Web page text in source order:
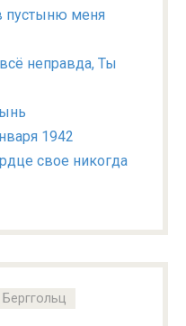
пустыню меня
неправда, Ты
1942
свое никогда